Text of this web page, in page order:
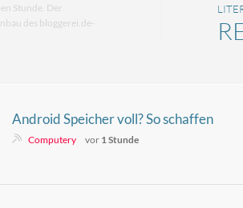
Stunde. Der
des bloggerei.de-
Android Speicher voll? So schaffen
Sie schnell Platz
Computery vor 1 Stunde